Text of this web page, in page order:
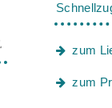
zum
zum